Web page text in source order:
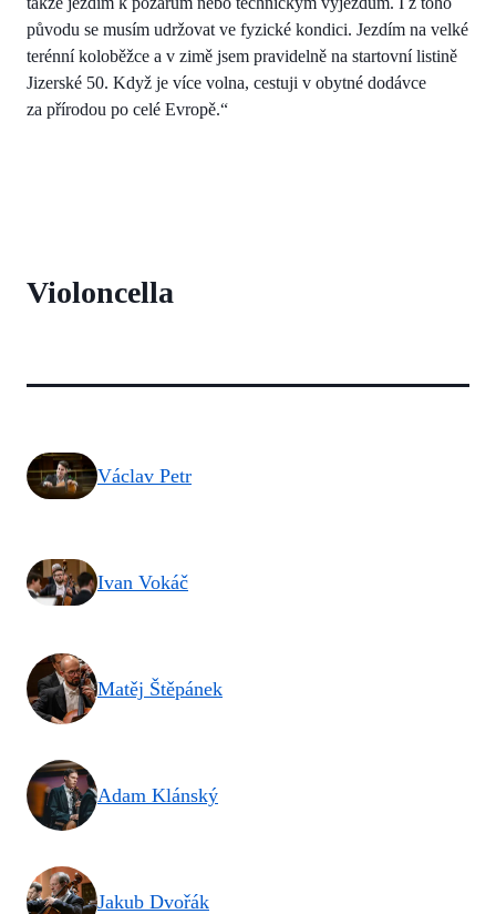
původu se musím udržovat ve fyzické kondici. Jezdím na velké
terénní koloběžce a v zimě jsem pravidelně na startovní listině
Jizerské 50. Když je více volna, cestuji v obytné dodávce
za přírodou po celé Evropě.“
Violoncella
Václav Petr
Ivan Vokáč
Matěj Štěpánek
Adam Klánský
Jakub Dvořák